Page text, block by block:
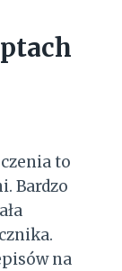
to
Bardzo
na